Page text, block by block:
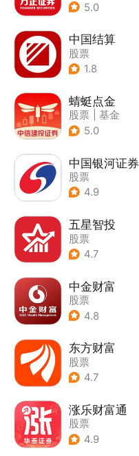
5.0
中国结算
股票
1.8
蜻蜓点金
股票
基金
5.0
中国银河证券
股票
4.9
五星智投
股票
4.7
中金财富
股票
4.8
东方财富
股票
4.7
涨乐财富通
股票
4.9